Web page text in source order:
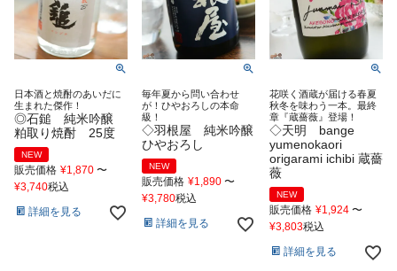
日本酒と焼酎のあいだに
生まれた傑作！
◎石鎚 純米吟醸
粕取り焼酎 25度
NEW
販売価格 ¥1,870 〜
¥3,740税込
詳細を見る
毎年夏から問い合わせ
が！ひやおろしの本命
級！
◇羽根屋 純米吟醸
ひやおろし
NEW
販売価格 ¥1,890 〜
¥3,780税込
詳細を見る
花咲く酒蔵が届ける春夏
秋冬を味わう一本。最終
章『蔵薔薇』登場！
◇天明 bange
yumenokaori
origarami ichibi 蔵薔
薇
NEW
販売価格 ¥1,924 〜
¥3,803税込
詳細を見る